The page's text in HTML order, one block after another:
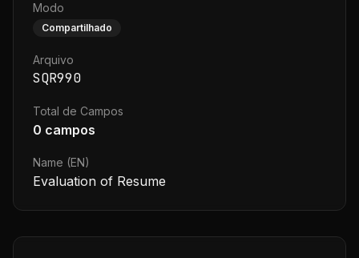
Modo
Compartilhado
Arquivo
SQR990
Total de Campos
0 campos
Name (EN)
Evaluation of Resume